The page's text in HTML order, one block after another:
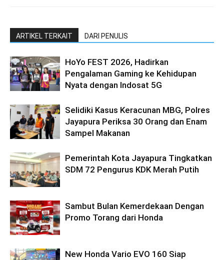
ARTIKEL TERKAIT DARI PENULIS
HoYo FEST 2026, Hadirkan
Pengalaman Gaming ke Kehidupan
Nyata dengan Indosat 5G
Selidiki Kasus Keracunan MBG, Polres
Jayapura Periksa 30 Orang dan Enam
Sampel Makanan
Pemerintah Kota Jayapura Tingkatkan
SDM 72 Pengurus KDK Merah Putih
Sambut Bulan Kemerdekaan Dengan
Promo Torang dari Honda
New Honda Vario EVO 160 Siap